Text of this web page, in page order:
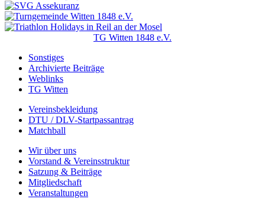
TG Witten 1848 e.V.
Sonstiges
Archivierte Beiträge
Weblinks
TG Witten
Vereinsbekleidung
DTU / DLV-Startpassantrag
Matchball
Wir über uns
Vorstand & Vereinsstruktur
Satzung & Beiträge
Mitgliedschaft
Veranstaltungen